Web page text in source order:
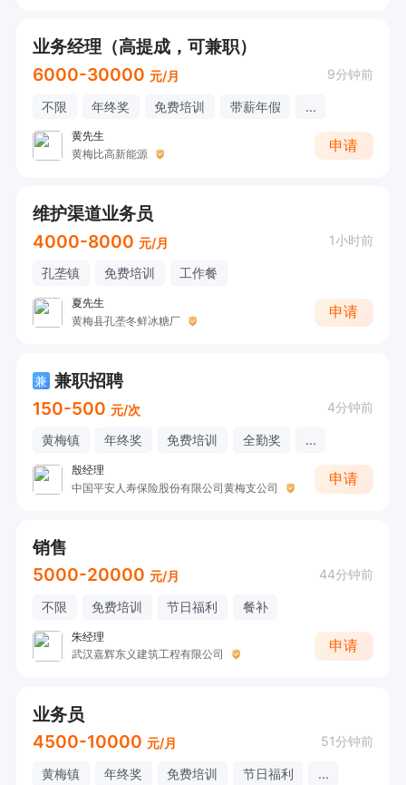
业务经理（高提成，可兼职）
6000-30000 元/月 9分钟前
不限 年终奖 免费培训 带薪年假 ...
黄先生
黄梅比高新能源
申请
维护渠道业务员
4000-8000 元/月 1小时前
孔垄镇 免费培训 工作餐
夏先生
黄梅县孔垄冬鲜冰糖厂
申请
兼 兼职招聘
150-500 元/次 4分钟前
黄梅镇 年终奖 免费培训 全勤奖 ...
殷经理
中国平安人寿保险股份有限公司黄梅支公司
申请
销售
5000-20000 元/月 44分钟前
不限 免费培训 节日福利 餐补
朱经理
武汉嘉辉东义建筑工程有限公司
申请
业务员
4500-10000 元/月 51分钟前
黄梅镇 年终奖 免费培训 节日福利 ...